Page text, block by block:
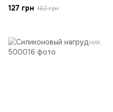
127 грн 182 грн